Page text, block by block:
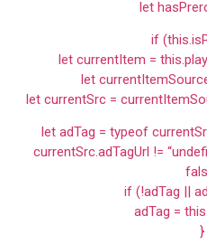
let
if
let currentItem =
let
let currentSrc =
let adTag = typeof
currentSrc.adTagUrl !=
if (!adTag ||
adTag =
}